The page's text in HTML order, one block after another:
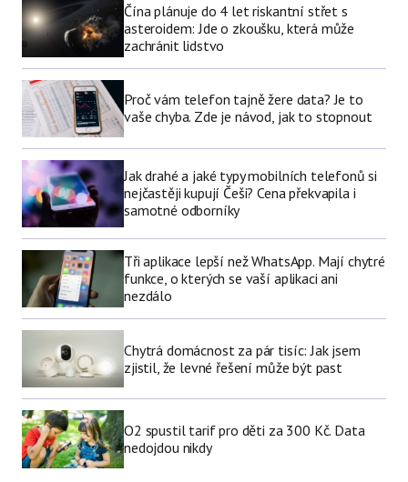
Čína plánuje do 4 let riskantní střet s
asteroidem: Jde o zkoušku, která může
zachránit lidstvo
Proč vám telefon tajně žere data? Je to
vaše chyba. Zde je návod, jak to stopnout
Jak drahé a jaké typy mobilních telefonů si
nejčastěji kupují Češi? Cena překvapila i
samotné odborníky
Tři aplikace lepší než WhatsApp. Mají chytré
funkce, o kterých se vaší aplikaci ani
nezdálo
Chytrá domácnost za pár tisíc: Jak jsem
zjistil, že levné řešení může být past
O2 spustil tarif pro děti za 300 Kč. Data
nedojdou nikdy